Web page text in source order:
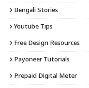
Bengali Stories
Youtube Tips
Free Design Resources
Payoneer Tutorials
Prepaid Digital Meter